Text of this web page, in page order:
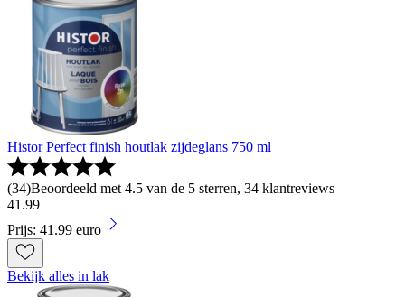
Histor Perfect finish houtlak zijdeglans 750 ml
(34)Beoordeeld met 4.5 van de 5 sterren, 34 klantreviews
41 .99
Prijs: 41.99 euro
Bekijk alles in lak